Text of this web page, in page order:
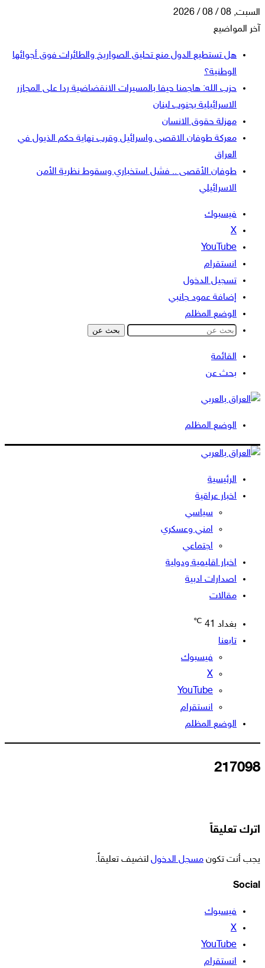
السبت, 08 / 08 / 2026
آخر المواضيع
هل تستطيع الدول منع تحليق الصواريخ والطائرات فوق أجوائها
الوطنية؟
حزب الله: هاجمنا حيفا بالمسيرات الانقضاضية ردا على المجازر
الاسرائيلية بجنوب لبنان
مهزلة حقوق الانسان
معركة طوفان الاقصى واسرائيل وقرب نهاية حكم الذيول في
العراق
طوفان الأقصى .. فشل استخباري وسقوط نظرية الأمن
الاسرائيلي
فيسبوك
‫X
‫YouTube
انستقرام
تسجيل الدخول
إضافة عمود جانبي
الوضع المظلم
بحث عن
القائمة
بحث عن
الوضع المظلم
الرئيسية
اخبار عراقية
سياسي
امني وعسكري
اجتماعي
اخبار اقليمية ودولية
اصدارات ادبية
مقالات
بغداد 41
℃
تابعنا
فيسبوك
‫X
‫YouTube
انستقرام
الوضع المظلم
217098
اترك تعليقاً
يجب أنت تكون مسجل الدخول لتضيف تعليقاً.
Social
فيسبوك
‫X
‫YouTube
انستقرام